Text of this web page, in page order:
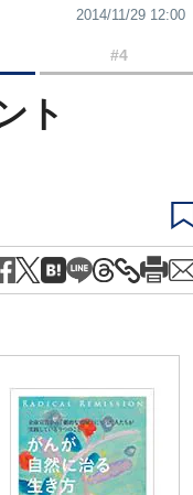
2014/11/29 12:00
#4
ト